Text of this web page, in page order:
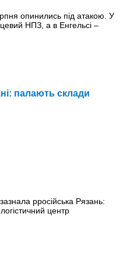
опинились під атакою. У
НПЗ, а в Енгельсі –
палають склади
рросійська Рязань:
центр